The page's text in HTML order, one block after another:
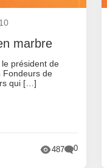
marbre
le président de
de
qui […]
487 0